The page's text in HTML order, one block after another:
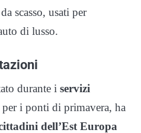
scasso, usati per
di lusso.
durante i servizi
per i ponti di primavera, ha
dell’Est Europa